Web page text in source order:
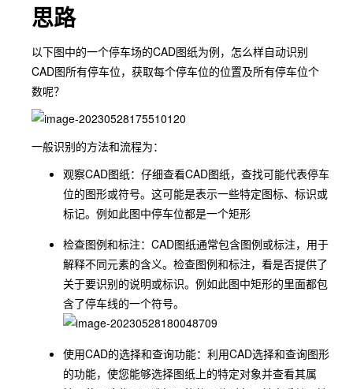
思路
以下图中的一个停车场的CAD图纸为例，怎么样自动识别
CAD图所有停车位，获取每个停车位的位置及所有停车位个
数呢？
一般识别的方法和流程为：
观察CAD图纸：仔细查看CAD图纸，查找可能代表停车
位的图形或符号。这可能是表示一些特定图标、标识或
标记。例如此图中停车位都是一个矩形
检查图例和标注：CAD图纸通常包含图例或标注，用于
解释不同元素的含义。检查图例和标注，看是否提供了
关于要识别的说明或标识。例如此图中矩形的里面都包
含了停车线的一个符号。
使用CAD的选择和查询功能：利用CAD选择和查询图形
的功能，使您能够选择图纸上的特定对象并查看其属